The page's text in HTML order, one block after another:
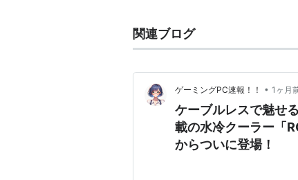
関連ブログ
ゲーミングPC速報！！ • 1ヶ月
ケーブルレスで魅せ
載の水冷クーラー「
からついに登場！